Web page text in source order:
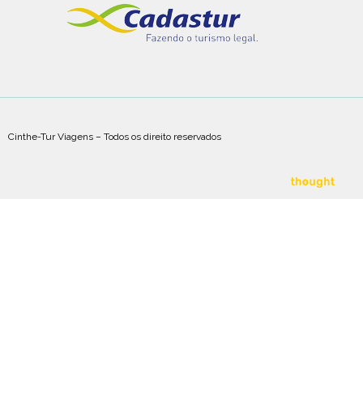
Cinthe-Tur Viagens – Todos os direito reservados